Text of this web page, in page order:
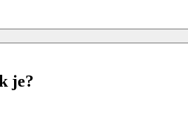
je?